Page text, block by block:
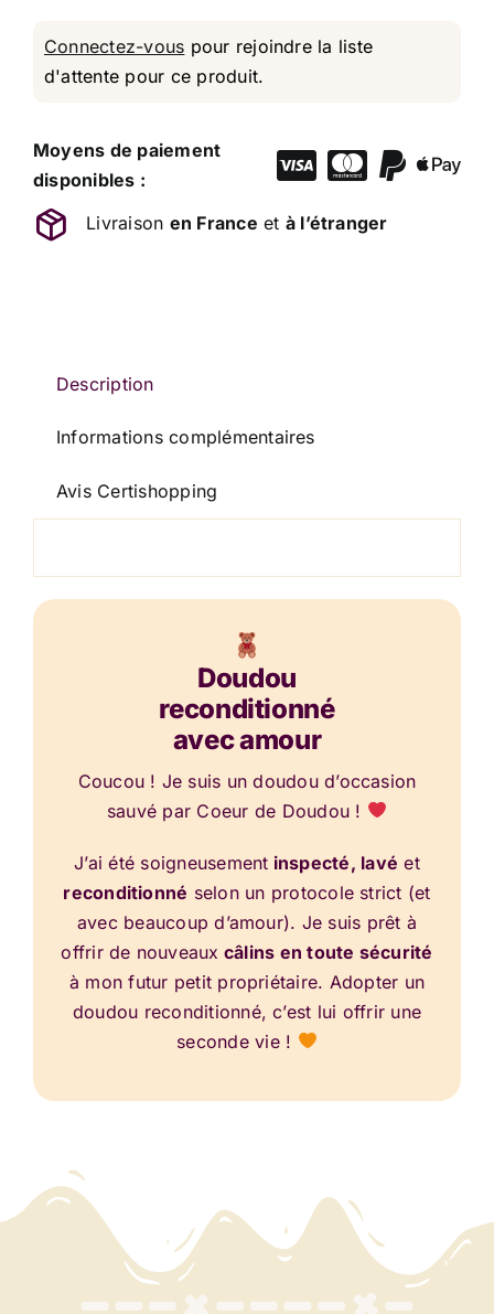
Connectez-vous pour rejoindre la liste
d'attente pour ce produit.
Moyens de paiement
disponibles :
Livraison en France et à l’étranger
Description
Informations complémentaires
Avis Certishopping
Doudou
reconditionné
avec amour
Coucou ! Je suis un doudou d’occasion
sauvé par Coeur de Doudou !
J’ai été soigneusement inspecté, lavé et
reconditionné selon un protocole strict (et
avec beaucoup d’amour). Je suis prêt à
offrir de nouveaux câlins en toute sécurité
à mon futur petit propriétaire. Adopter un
doudou reconditionné, c’est lui offrir une
seconde vie !